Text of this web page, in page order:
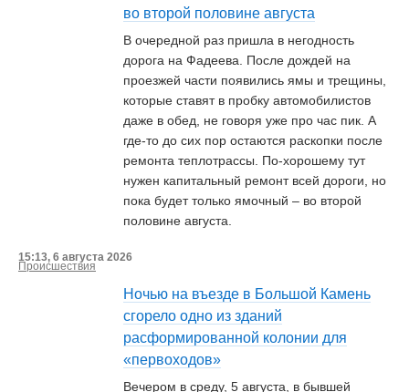
во второй половине августа
В очередной раз пришла в негодность
дорога на Фадеева. После дождей на
проезжей части появились ямы и трещины,
которые ставят в пробку автомобилистов
даже в обед, не говоря уже про час пик. А
где-то до сих пор остаются раскопки после
ремонта теплотрассы. По-хорошему тут
нужен капитальный ремонт всей дороги, но
пока будет только ямочный – во второй
половине августа.
15:13, 6 августа 2026
Происшествия
Ночью на въезде в Большой Камень
сгорело одно из зданий
расформированной колонии для
«первоходов»
Вечером в среду, 5 августа, в бывшей